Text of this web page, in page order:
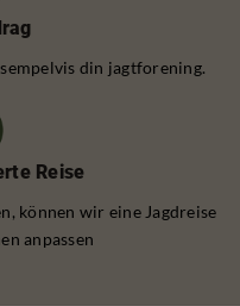
din jagtforening.
Reise
können wir eine Jagdreise
anpassen